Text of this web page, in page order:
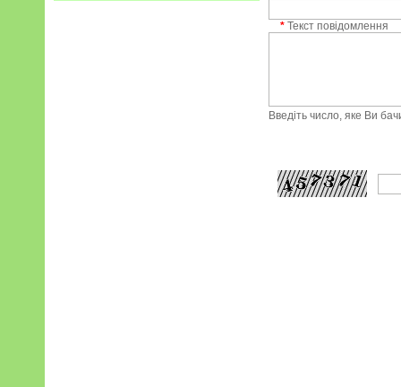
* Текст повідомлення
Введіть число, яке Ви